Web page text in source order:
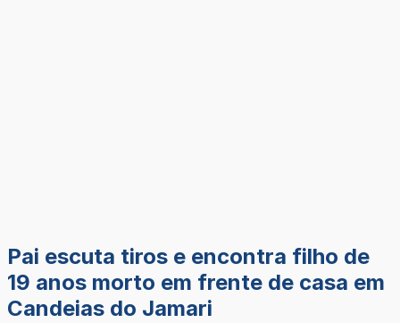
Pai escuta tiros e encontra filho de
19 anos morto em frente de casa em
Candeias do Jamari